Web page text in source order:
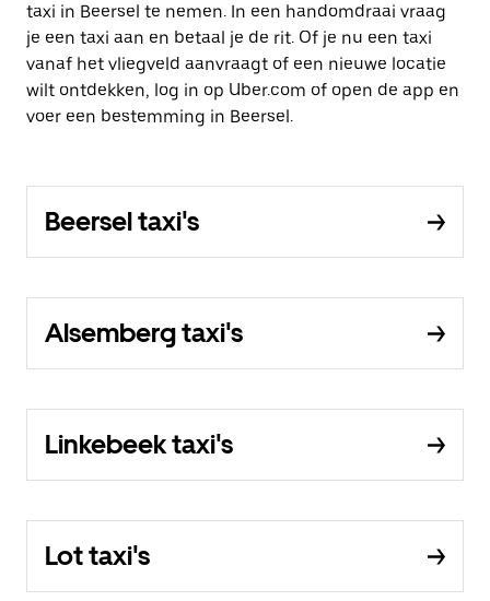
taxi in Beersel te nemen. In een handomdraai vraag
je een taxi aan en betaal je de rit. Of je nu een taxi
vanaf het vliegveld aanvraagt of een nieuwe locatie
wilt ontdekken, log in op Uber.com of open de app en
voer een bestemming in Beersel.
Beersel taxi's
Alsemberg taxi's
Linkebeek taxi's
Lot taxi's